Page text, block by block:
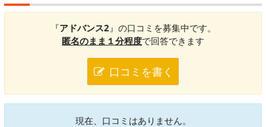
『アドバンス2 』の口コミを募集中です。
匿名のまま１分程度で回答できます
口コミを書く
現在、口コミはありません。